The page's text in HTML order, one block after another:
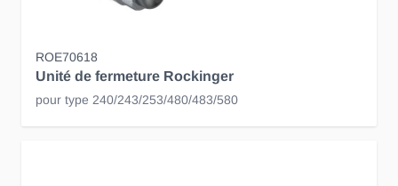
ROE70618
Unité de fermeture Rockinger
pour type 240/243/253/480/483/580